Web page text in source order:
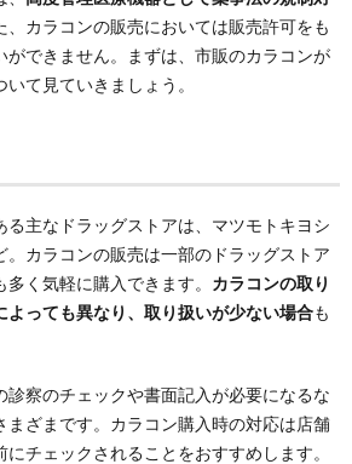
、カラコンの販売においては販売許可をも
ができません。まずは、市販のカラコンが
て見ていきましょう。
る主なドラッグストアは、マツモトキヨシ
。カラコンの販売は一部のドラッグストア
く気軽に購入できます。 カラコンの取り
よっても異なり、取り扱いが少ない場合も
診察のチェックや書面記入が必要になるな
まざまです。カラコン購入時の対応は店舗
チェックされることをおすすめします。